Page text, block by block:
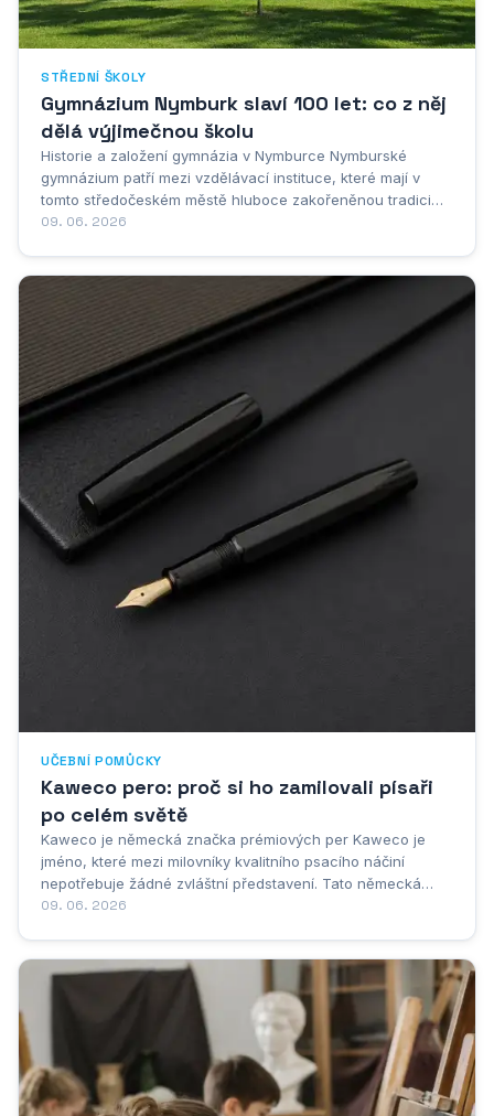
STŘEDNÍ ŠKOLY
Gymnázium Nymburk slaví 100 let: co z něj
dělá výjimečnou školu
Historie a založení gymnázia v Nymburce Nymburské
gymnázium patří mezi vzdělávací instituce, které mají v
tomto středočeském městě hluboce zakořeněnou tradici
sahající daleko do minulosti. Příběh jeho vzniku a
09. 06. 2026
UČEBNÍ POMŮCKY
Kaweco pero: proč si ho zamilovali písaři
po celém světě
Kaweco je německá značka prémiových per Kaweco je
jméno, které mezi milovníky kvalitního psacího náčiní
nepotřebuje žádné zvláštní představení. Tato německá
značka prémiových per má za sebou více než století
09. 06. 2026